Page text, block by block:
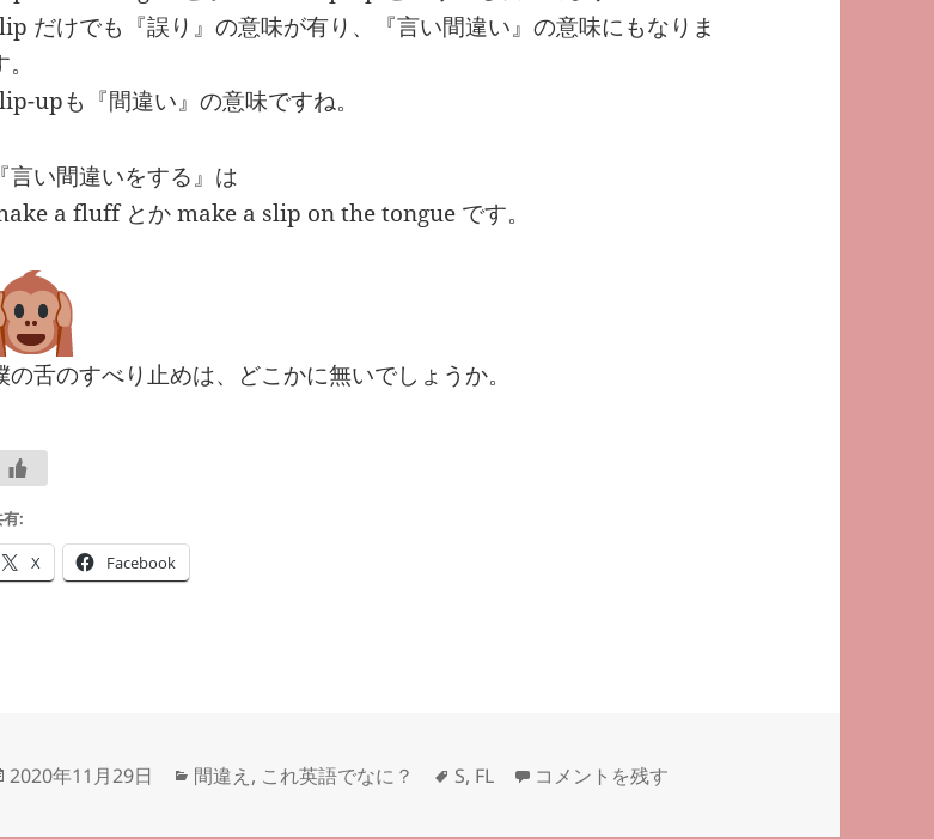
だけでも『誤り』の意味が有り、『言い間違い』の意味にもなりま
upも『間違い』の意味ですね。
『言い間違いをする』は
a fluff とか make a slip on the tongue です。
の舌のすべり止めは、どこかに無いでしょうか。
有:
X Facebook
投
日:
2020年11月29日
カ
ゴ
間違え , これ英語でなに？
タ
S, FL 英語で言い間違いは？―
コメントを残す